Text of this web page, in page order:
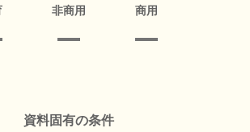
非商用 商用
資料固有の条件